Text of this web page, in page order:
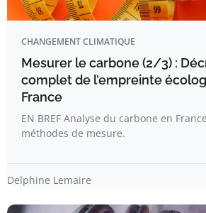
CHANGEMENT CLIMATIQUE
Mesurer le carbone (2/3) :
complet de l’empreinte
France
EN BREF Analyse du carbone en
méthodes de mesure.
Delphine Lemaire